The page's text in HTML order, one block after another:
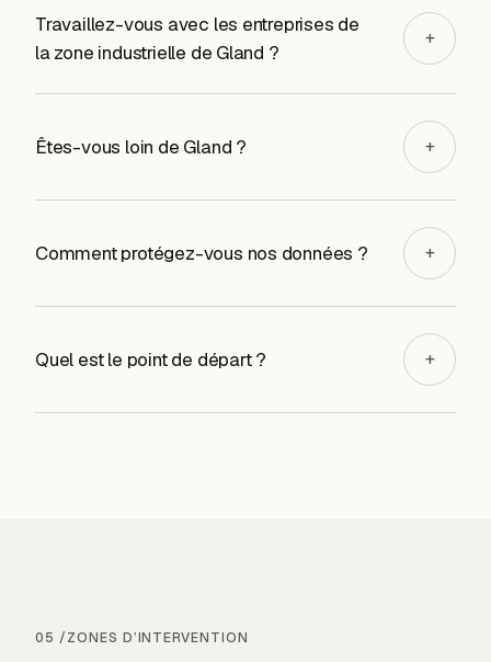
Travaillez-vous avec les entreprises de
la zone industrielle de Gland ?
+
Êtes-vous loin de Gland ? +
Comment protégez-vous nos données ? +
Quel est le point de départ ? +
05 /ZONES D’INTERVENTION